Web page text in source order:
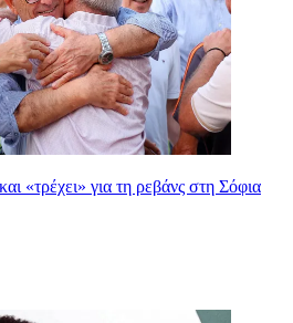
«τρέχει» για τη ρεβάνς στη Σόφια